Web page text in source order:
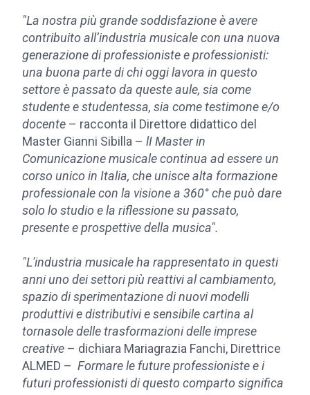
"La nostra più grande soddisfazione è avere
contribuito all’industria musicale con una nuova
generazione di professioniste e professionisti:
una buona parte di chi oggi lavora in questo
settore è passato da queste aule, sia come
studente e studentessa, sia come testimone e/o
docente – racconta il Direttore didattico del
Master Gianni Sibilla – lI Master in
Comunicazione musicale continua ad essere un
corso unico in Italia, che unisce alta formazione
professionale con la visione a 360° che può dare
solo lo studio e la riflessione su passato,
presente e prospettive della musica".
"L'industria musicale ha rappresentato in questi
anni uno dei settori più reattivi al cambiamento,
spazio di sperimentazione di nuovi modelli
produttivi e distributivi e sensibile cartina al
tornasole delle trasformazioni delle imprese
creative – dichiara Mariagrazia Fanchi, Direttrice
ALMED – Formare le future professioniste e i
futuri professionisti di questo comparto significa